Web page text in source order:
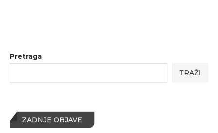
Pretraga
TRAŽI
ZADNJE OBJAVE